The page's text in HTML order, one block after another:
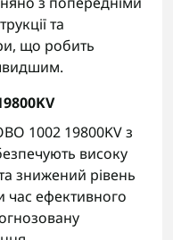
та
що робить
1002 19800KV з
високу
знижений рівень
час ефективного